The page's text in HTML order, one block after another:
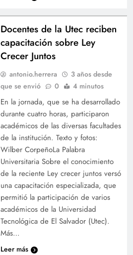
Docentes de la Utec reciben
capacitación sobre Ley
Crecer Juntos
antonio.herrera
3 años desde
que se envió
0 4 minutos
En la jornada, que se ha desarrollado
durante cuatro horas, participaron
académicos de las diversas facultades
de la institución. Texto y fotos:
Wilber CorpeñoLa Palabra
Universitaria Sobre el conocimiento
de la reciente Ley crecer juntos versó
una capacitación especializada, que
permitió la participación de varios
académicos de la Universidad
Tecnológica de El Salvador (Utec).
Más…
Leer más